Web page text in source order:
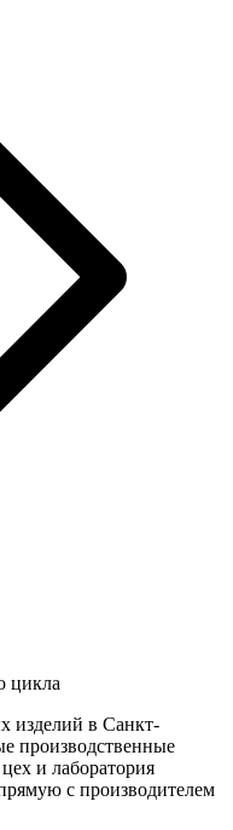
цикла
изделий в Санкт-
производственные
и лаборатория
с производителем